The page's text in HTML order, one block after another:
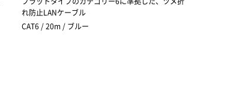
れ防止LANケーブル
CAT6 / 20m / ブルー